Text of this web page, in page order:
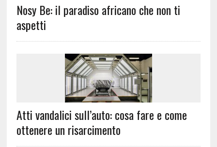
Nosy Be: il paradiso africano che non ti
aspetti
Atti vandalici sull’auto: cosa fare e come
ottenere un risarcimento